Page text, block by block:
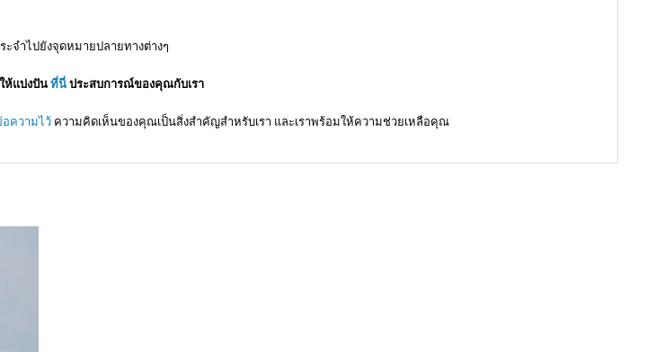
จำไปยังจุดหมายปลายทางต่างๆ
ห้แบ่งปัน ที่นี่ ประสบการณ์ของคุณกับเรา
อความไว้ ความคิดเห็นของคุณเป็นสิ่งสำคัญสำหรับเรา และเราพร้อมให้ความช่วยเหลือคุณ